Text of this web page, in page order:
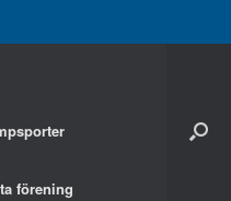
förening